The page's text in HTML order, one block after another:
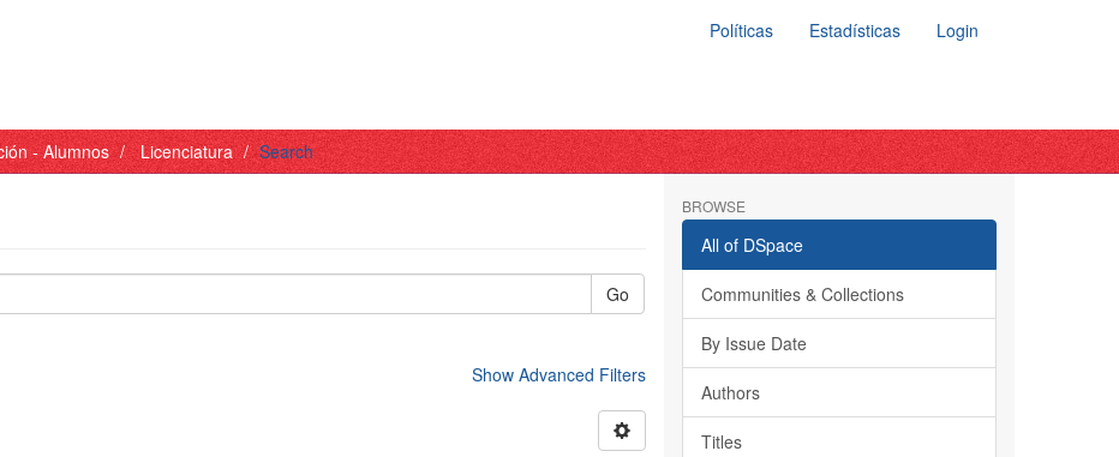
Políticas Estadísticas Login
- Alumnos Licenciatura Search
Go
Show Advanced Filters
BROWSE
All of DSpace
Communities & Collections
By Issue Date
Authors
Titles